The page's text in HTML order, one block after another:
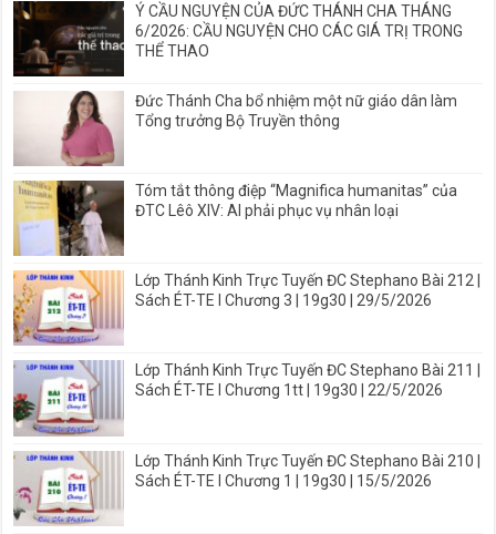
Ý CẦU NGUYỆN CỦA ĐỨC THÁNH CHA THÁNG
6/2026: CẦU NGUYỆN CHO CÁC GIÁ TRỊ TRONG
THỂ THAO
Đức Thánh Cha bổ nhiệm một nữ giáo dân làm
Tổng trưởng Bộ Truyền thông
Tóm tắt thông điệp “Magnifica humanitas” của
ĐTC Lêô XIV: AI phải phục vụ nhân loại
Lớp Thánh Kinh Trực Tuyến ĐC Stephano Bài 212 |
Sách ÉT-TE I Chương 3 | 19g30 | 29/5/2026
Lớp Thánh Kinh Trực Tuyến ĐC Stephano Bài 211 |
Sách ÉT-TE I Chương 1tt | 19g30 | 22/5/2026
Lớp Thánh Kinh Trực Tuyến ĐC Stephano Bài 210 |
Sách ÉT-TE I Chương 1 | 19g30 | 15/5/2026